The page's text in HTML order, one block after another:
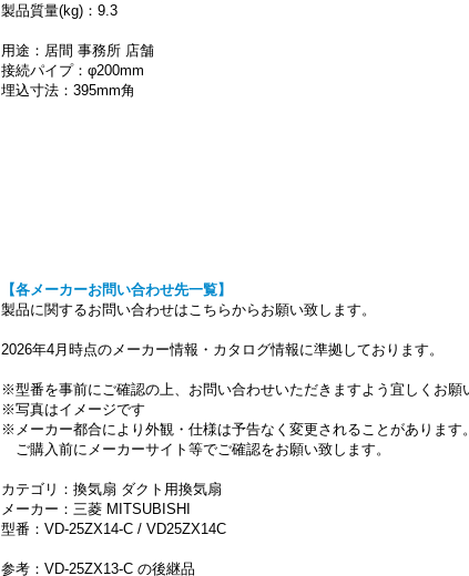
製品質量(kg)：9.3
用途：居間 事務所 店舗
接続パイプ：φ200mm
埋込寸法：395mm角
【各メーカーお問い合わせ先一覧】
製品に関するお問い合わせはこちらからお願い致します。
2026年4月時点のメーカー情報・カタログ情報に準拠しております。
※型番を事前にご確認の上、お問い合わせいただきますよう宜しくお願
※写真はイメージです
※メーカー都合により外観・仕様は予告なく変更されることがあります。
ご購入前にメーカーサイト等でご確認をお願い致します。
カテゴリ：換気扇 ダクト用換気扇
メーカー：三菱 MITSUBISHI
型番：VD-25ZX14-C / VD25ZX14C
参考：VD-25ZX13-C の後継品